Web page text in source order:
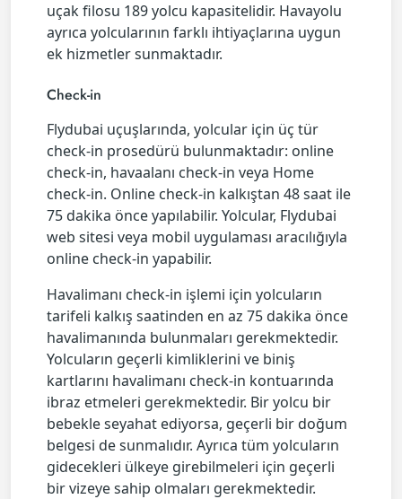
uçak filosu 189 yolcu kapasitelidir. Havayolu
ayrıca yolcularının farklı ihtiyaçlarına uygun
ek hizmetler sunmaktadır.
Check-in
Flydubai uçuşlarında, yolcular için üç tür
check-in prosedürü bulunmaktadır: online
check-in, havaalanı check-in veya Home
check-in. Online check-in kalkıştan 48 saat ile
75 dakika önce yapılabilir. Yolcular, Flydubai
web sitesi veya mobil uygulaması aracılığıyla
online check-in yapabilir.
Havalimanı check-in işlemi için yolcuların
tarifeli kalkış saatinden en az 75 dakika önce
havalimanında bulunmaları gerekmektedir.
Yolcuların geçerli kimliklerini ve biniş
kartlarını havalimanı check-in kontuarında
ibraz etmeleri gerekmektedir. Bir yolcu bir
bebekle seyahat ediyorsa, geçerli bir doğum
belgesi de sunmalıdır. Ayrıca tüm yolcuların
gidecekleri ülkeye girebilmeleri için geçerli
bir vizeye sahip olmaları gerekmektedir.